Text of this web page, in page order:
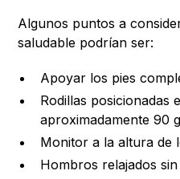
Algunos puntos a
saludable podrían ser:
Apoyar los pies
Rodillas posicionadas
aproximadamente 90
Monitor a la altura de
Hombros relajados